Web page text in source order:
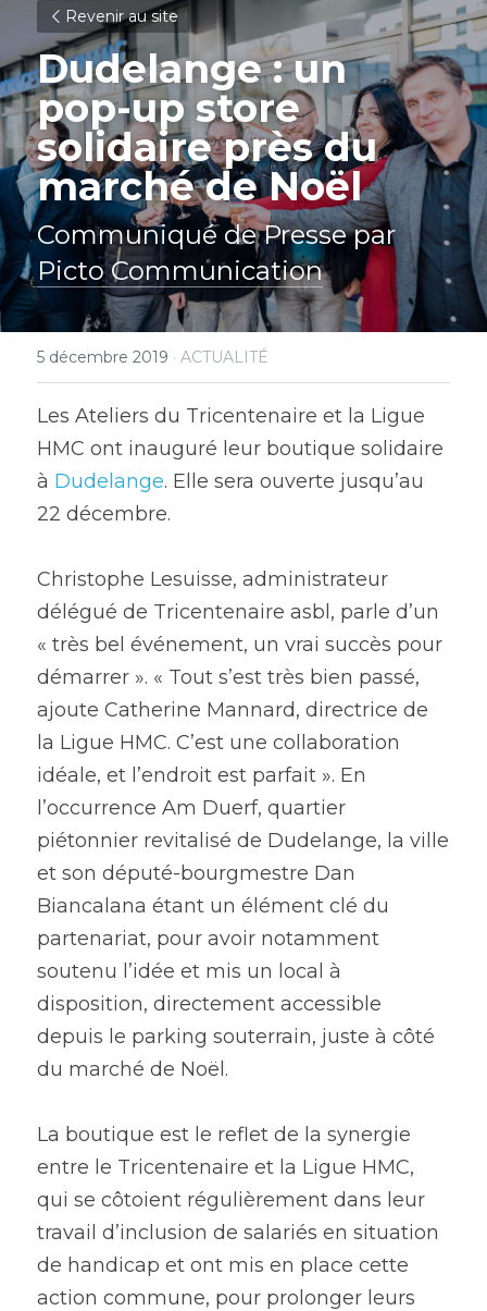
Revenir au site
Dudelange : un
pop-up store
solidaire près du
marché de Noël
Picto Communication
5 décembre 2019 · ACTUALITÉ
Les Ateliers du Tricentenaire et la Ligue
HMC ont inauguré leur boutique solidaire
à Dudelange. Elle sera ouverte jusqu’au
22 décembre.
Christophe Lesuisse, administrateur
délégué de Tricentenaire asbl, parle d’un
« très bel événement, un vrai succès pour
démarrer ». « Tout s’est très bien passé,
ajoute Catherine Mannard, directrice de
la Ligue HMC. C’est une collaboration
idéale, et l’endroit est parfait ». En
l’occurrence Am Duerf, quartier
piétonnier revitalisé de Dudelange, la ville
et son député-bourgmestre Dan
Biancalana étant un élément clé du
partenariat, pour avoir notamment
soutenu l’idée et mis un local à
disposition, directement accessible
depuis le parking souterrain, juste à côté
du marché de Noël.
La boutique est le reflet de la synergie
entre le Tricentenaire et la Ligue HMC,
qui se côtoient régulièrement dans leur
travail d’inclusion de salariés en situation
de handicap et ont mis en place cette
action commune, pour prolonger leurs